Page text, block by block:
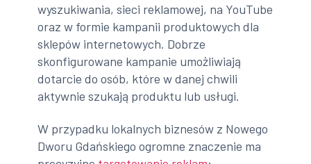
wyszukiwania, sieci reklamowej, na YouTube
oraz w formie kampanii produktowych dla
sklepów internetowych. Dobrze
skonfigurowane kampanie umożliwiają
dotarcie do osób, które w danej chwili
aktywnie szukają produktu lub usługi.
W przypadku lokalnych biznesów z Nowego
Dworu Gdańskiego ogromne znaczenie ma